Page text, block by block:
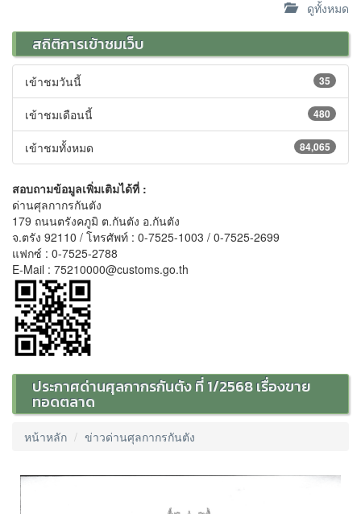
ดูทั้งหมด
สถิติการเข้าชมเว็บ
35
เข้าชมวันนี้
480
เข้าชมเดือนนี้
84,065
เข้าชมทั้งหมด
สอบถามข้อมูลเพิ่มเติมได้ที่ :
ด่านศุลกากรกันตัง
179 ถนนตรังคภูมิ ต.กันตัง อ.กันตัง
จ.ตรัง 92110 / โทรศัพท์ : 0-7525-1003 / 0-7525-2699
แฟกซ์ : 0-7525-2788
E-Mail : 75210000@customs.go.th
ประกาศด่านศุลกากรกันตัง ที่ 1/2568 เรื่องขาย
ทอดตลาด
หน้าหลัก ข่าวด่านศุลกากรกันตัง